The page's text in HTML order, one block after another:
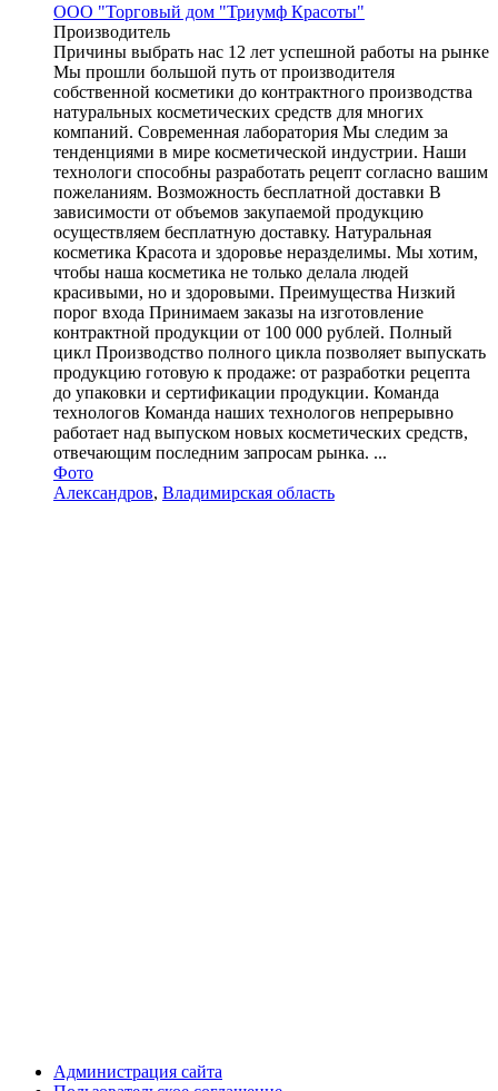
ООО "Торговый дом "Триумф Красоты"
Производитель
Причины выбрать нас 12 лет успешной работы на рынке
Мы прошли большой путь от производителя
собственной косметики до контрактного производства
натуральных косметических средств для многих
компаний. Современная лаборатория Мы следим за
тенденциями в мире косметической индустрии. Наши
технологи способны разработать рецепт согласно вашим
пожеланиям. Возможность бесплатной доставки В
зависимости от объемов закупаемой продукцию
осуществляем бесплатную доставку. Натуральная
косметика Красота и здоровье неразделимы. Мы хотим,
чтобы наша косметика не только делала людей
красивыми, но и здоровыми. Преимущества Низкий
порог входа Принимаем заказы на изготовление
контрактной продукции от 100 000 рублей. Полный
цикл Производство полного цикла позволяет выпускать
продукцию готовую к продаже: от разработки рецепта
до упаковки и сертификации продукции. Команда
технологов Команда наших технологов непрерывно
работает над выпуском новых косметических средств,
отвечающим последним запросам рынка. ...
Фото
Александров, Владимирская область
Администрация сайта